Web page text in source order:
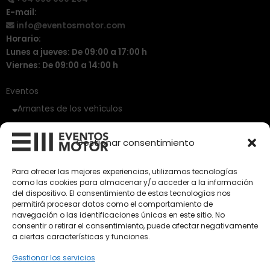
Gestionar consentimiento
Para ofrecer las mejores experiencias, utilizamos tecnologías
como las cookies para almacenar y/o acceder a la información
del dispositivo. El consentimiento de estas tecnologías nos
permitirá procesar datos como el comportamiento de
navegación o las identificaciones únicas en este sitio. No
consentir o retirar el consentimiento, puede afectar negativamente
a ciertas características y funciones.
Gestionar los servicios
E-mail:
info@eventosmotor.com
Horario:
Lunes a jueves: De 09:00 a 17:00 h
Viernes: De 09:00 a 14:00 h
Eventos
Amantes de los vehículos
Vehículos Clásicos
Vehículos de Ocasión
Próximos
Eclipse by SELECTO
Del 12/08/2026 al 12/08/2026